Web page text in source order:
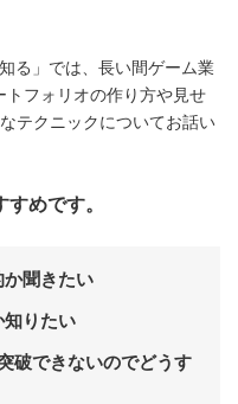
る」では、長い間ゲーム業
フォリオの作り方や見せ
テクニックについてお話い
めです。
か聞きたい
知りたい
破できないのでどうす